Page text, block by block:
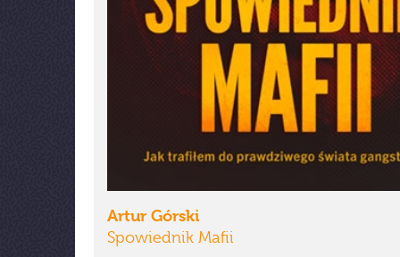
Artur Górski
Spowiednik Mafii